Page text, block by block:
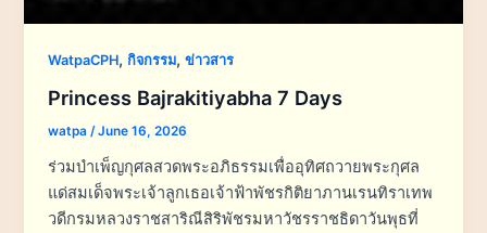
WatpaCPH,กิจกรรม,ข่าวสาร
Princess Bajrakitiyabha 7 Days
watpa/June 16, 2026
ร่วมบำเพ็ญกุศลสวดพระอภิธรรมเพื่ออุทิศถวายพระกุศล
แด่สมเด็จพระเจ้าลูกเธอเจ้าฟ้าพัชรกิติยาภานเรนทิราเทพ
วดีกรมหลวงราชสาริณีสิริพัชรมหาวัชรราชธิดาวันพุธที่